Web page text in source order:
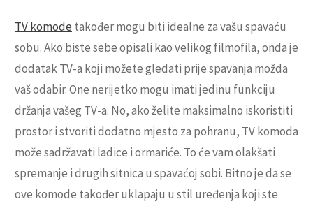
TV komode također mogu biti idealne za vašu spavaću
sobu. Ako biste sebe opisali kao velikog filmofila, onda je
dodatak TV-a koji možete gledati prije spavanja možda
vaš odabir. One nerijetko mogu imati jedinu funkciju
držanja vašeg TV-a. No, ako želite maksimalno iskoristiti
prostor i stvoriti dodatno mjesto za pohranu, TV komoda
može sadržavati ladice i ormariće. To će vam olakšati
spremanje i drugih sitnica u spavaćoj sobi. Bitno je da se
ove komode također uklapaju u stil uređenja koji ste